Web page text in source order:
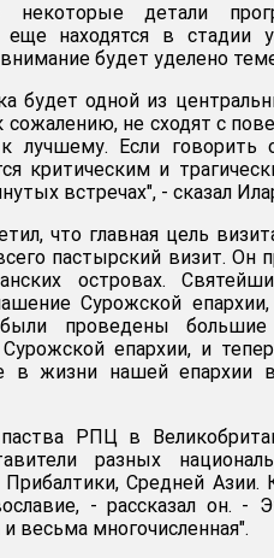
некоторые детали
еще находятся в
будет уделено
будет одной из
сожалению, не сходят с
лучшему. Если
критическим и
встречах", - сказал
что главная цель
пастырский визит. Он
островах.
Сурожской
проведены
епархии, и
жизни нашей епархии в
РПЦ в
разных
Средней Азии.
- рассказал он. -
весьма многочисленная".